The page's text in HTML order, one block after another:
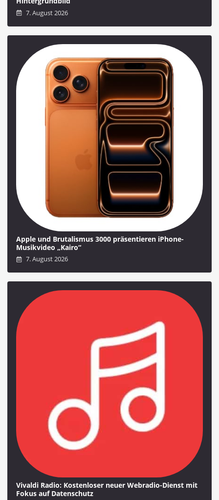
7. August 2026
Apple und Brutalismus 3000 präsentieren iPhone-
Musikvideo „Kairo“
7. August 2026
Vivaldi Radio: Kostenloser neuer Webradio-Dienst mit
Fokus auf Datenschutz